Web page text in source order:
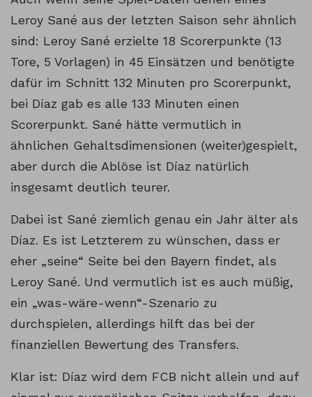
Leroy Sané aus der letzten Saison sehr ähnlich
sind: Leroy Sané erzielte 18 Scorerpunkte (13
Tore, 5 Vorlagen) in 45 Einsätzen und benötigte
dafür im Schnitt 132 Minuten pro Scorerpunkt,
bei Díaz gab es alle 133 Minuten einen
Scorerpunkt. Sané hätte vermutlich in
ähnlichen Gehaltsdimensionen (weiter)gespielt,
aber durch die Ablöse ist Díaz natürlich
insgesamt deutlich teurer.
Dabei ist Sané ziemlich genau ein Jahr älter als
Díaz. Es ist Letzterem zu wünschen, dass er
eher „seine“ Seite bei den Bayern findet, als
Leroy Sané. Und vermutlich ist es auch müßig,
ein „was-wäre-wenn“-Szenario zu
durchspielen, allerdings hilft das bei der
finanziellen Bewertung des Transfers.
Klar ist: Díaz wird dem FCB nicht allein und auf